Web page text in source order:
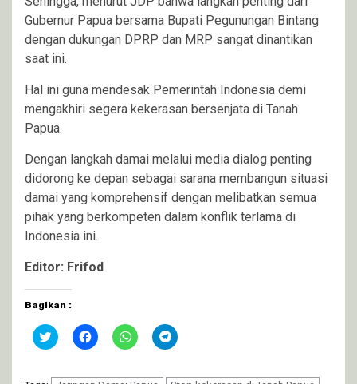
Gubernur Papua bersama Bupati Pegunungan Bintang
dengan dukungan DPRP dan MRP sangat dinantikan
saat ini.
Hal ini guna mendesak Pemerintah Indonesia demi
mengakhiri segera kekerasan bersenjata di Tanah
Papua.
Dengan langkah damai melalui media dialog penting
didorong ke depan sebagai sarana membangun situasi
damai yang komprehensif dengan melibatkan semua
pihak yang berkompeten dalam konflik terlama di
Indonesia ini.
Editor: Frifod
Bagikan :
Klik
untuk
Twitter(Membuka
Klik
untuk
Facebook(Membuka
Klik
untuk
WhatsApp(Membuka
Klik
untuk
Telegram(Membuka